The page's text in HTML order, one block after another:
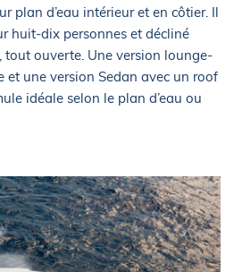
plan d’eau intérieur et en côtier. Il
huit-dix personnes et décliné
tout ouverte. Une version lounge-
une version Sedan avec un roof
idéale selon le plan d’eau ou